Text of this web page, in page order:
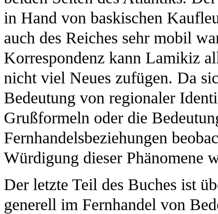
in Hand von baskischen
auch des Reiches sehr mobil
Korrespondenz kann Lamikiz
nicht viel Neues zufügen. Da
Bedeutung von regionaler
Grußformeln oder die
Fernhandelsbeziehungen
Würdigung dieser Phänomene
Der letzte Teil des Buches ist
generell im Fernhandel von